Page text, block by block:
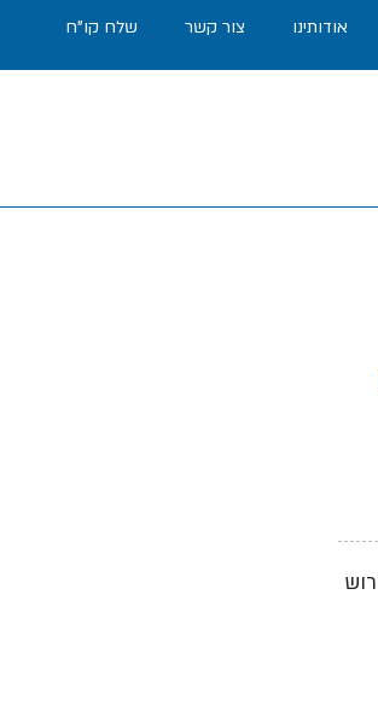
אודותינו צור קשר שלח קו"ח